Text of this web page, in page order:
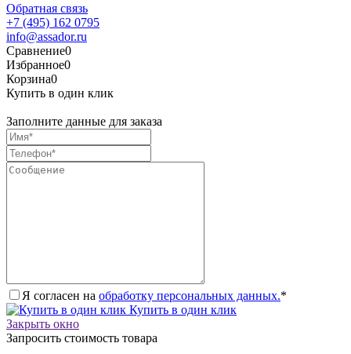
Обратная связь
+7 (495) 162 0795
info@assador.ru
Сравнение0
Избранное0
Корзина0
Купить в один клик
Заполните данные для заказа
Я согласен на обработку персональных данных.*
Купить в один клик
Закрыть окно
Запросить стоимость товара